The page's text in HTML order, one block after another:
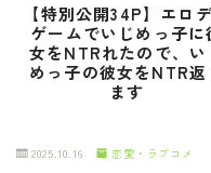
【特別公開34P】エロ
ゲームでいじめっ子に
女をNTRれたので、い
めっ子の彼女をNTR返
ます
2025.10.16 恋愛・ラブコメ